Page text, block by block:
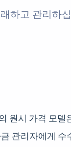
하고 관리하
원시 가격 모
관리자에게